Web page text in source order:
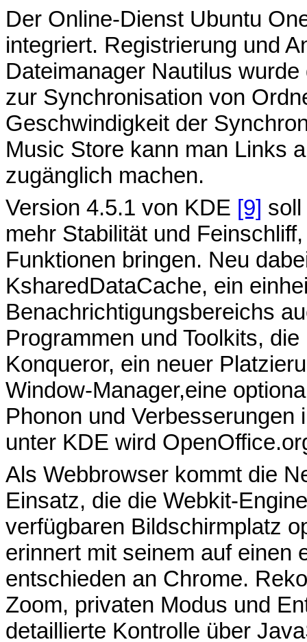
Der Online-Dienst Ubuntu
integriert. Registrierung und
Dateimanager Nautilus
zur Synchronisation von
Geschwindigkeit der
Music Store kann man Links
zugänglich machen.
Version 4.5.1 von KDE [9]
mehr Stabilität und
Funktionen bringen. Neu
KsharedDataCache, ein
Benachrichtigungsbereichs
Programmen und Toolkits,
Konqueror, ein neuer
Window-Manager,eine
Phonon und Verbesserungen
unter KDE wird
Als Webbrowser kommt die
Einsatz, die die Webkit-
verfügbaren Bildschirmplatz
erinnert mit seinem auf einen
entschieden an Chrome.
Zoom, privaten Modus und
detaillierte Kontrolle über